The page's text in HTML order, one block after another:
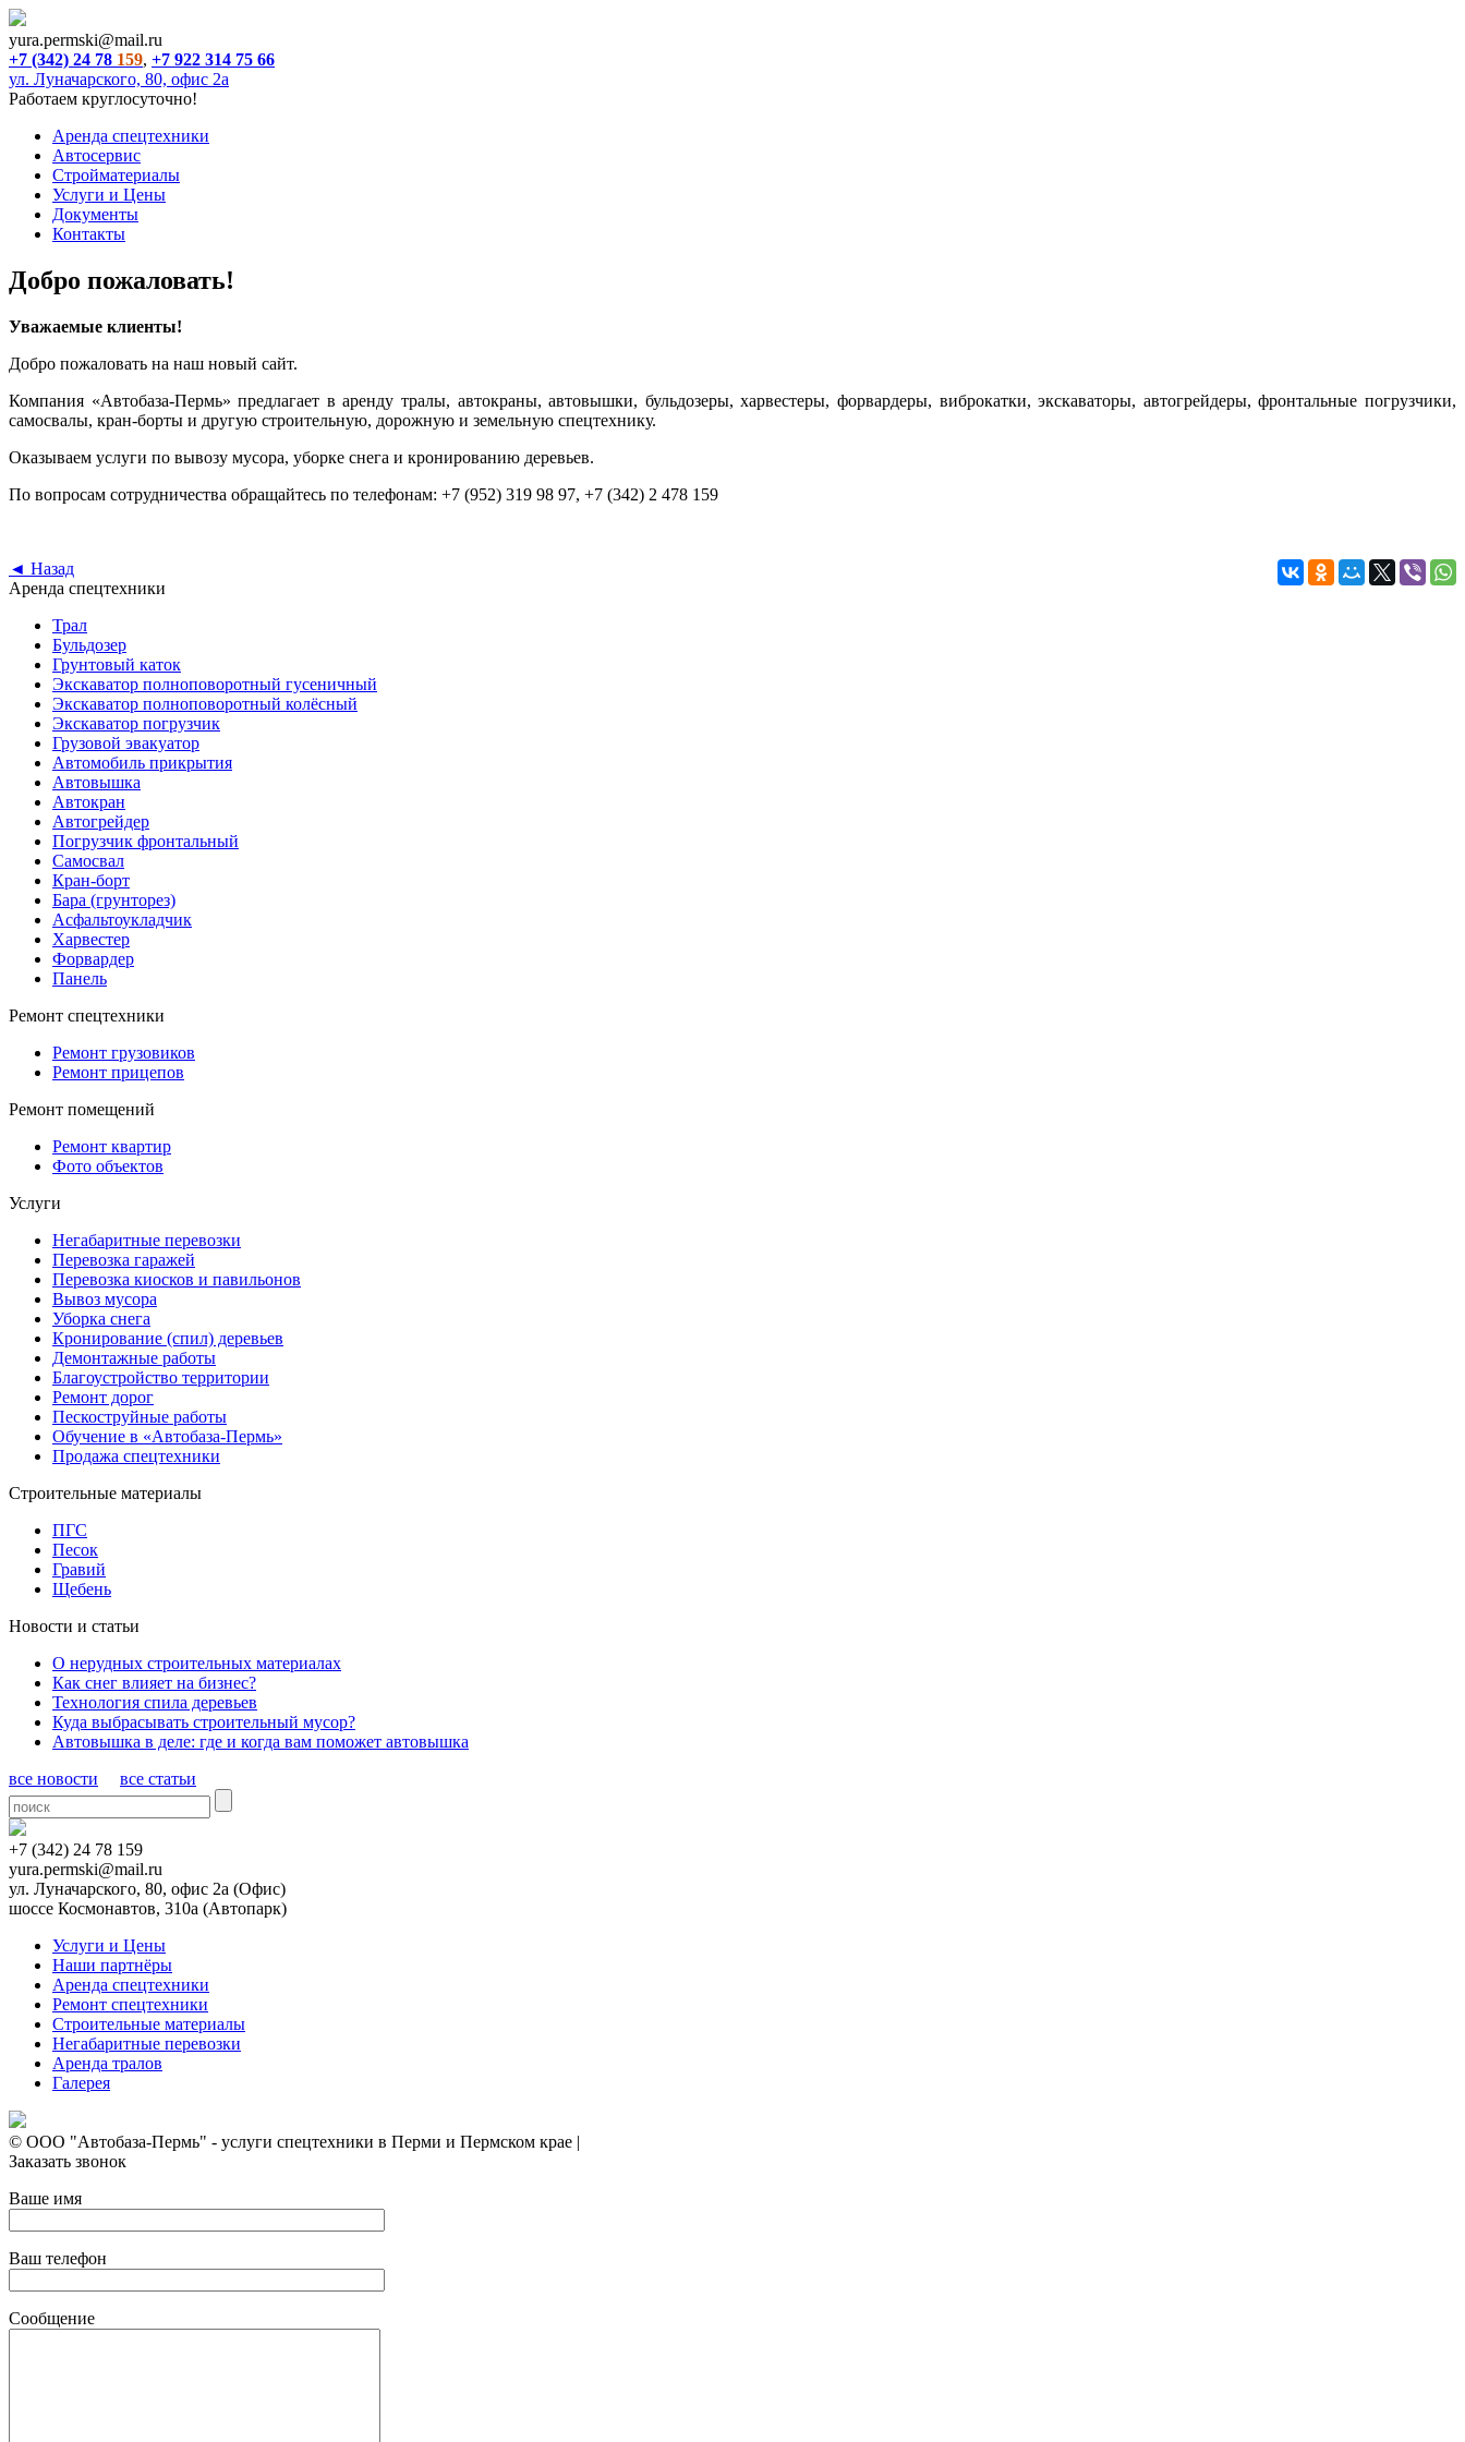
yura.permski@mail.ru
+7 (342) 24 78 159, +7 922 314 75 66
ул. Луначарского, 80, офис 2а
Работаем круглосуточно!
Аренда спецтехники
Автосервис
Стройматериалы
Услуги и Цены
Документы
Контакты
Добро пожаловать!
Уважаемые клиенты!
Добро пожаловать на наш новый сайт.
Компания «Автобаза-Пермь» предлагает в аренду тралы, автокраны, автовышки, бульдозеры, харвестеры, форвардеры, виброкатки, экскаваторы, автогрейдеры, фронтальные погрузчики,
самосвалы, кран-борты и другую строительную, дорожную и земельную спецтехнику.
Оказываем услуги по вывозу мусора, уборке снега и кронированию деревьев.
По вопросам сотрудничества обращайтесь по телефонам: +7 (952) 319 98 97, +7 (342) 2 478 159
◄ Назад
Аренда спецтехники
Трал
Бульдозер
Грунтовый каток
Экскаватор полноповоротный гусеничный
Экскаватор полноповоротный колёсный
Экскаватор погрузчик
Грузовой эвакуатор
Автомобиль прикрытия
Автовышка
Автокран
Автогрейдер
Погрузчик фронтальный
Самосвал
Кран-борт
Бара (грунторез)
Асфальтоукладчик
Харвестер
Форвардер
Панель
Ремонт спецтехники
Ремонт грузовиков
Ремонт прицепов
Ремонт помещений
Ремонт квартир
Фото объектов
Услуги
Негабаритные перевозки
Перевозка гаражей
Перевозка киосков и павильонов
Вывоз мусора
Уборка снега
Кронирование (спил) деревьев
Демонтажные работы
Благоустройство территории
Ремонт дорог
Пескоструйные работы
Обучение в «Автобаза-Пермь»
Продажа спецтехники
Строительные материалы
ПГС
Песок
Гравий
Щебень
Новости и статьи
О нерудных строительных материалах
Как снег влияет на бизнес?
Технология спила деревьев
Куда выбрасывать строительный мусор?
Автовышка в деле: где и когда вам поможет автовышка
все новости
все статьи
+7 (342) 24 78 159
yura.permski@mail.ru
ул. Луначарского, 80, офис 2а (Офис)
шоссе Космонавтов, 310а (Автопарк)
Услуги и Цены
Наши партнёры
Аренда спецтехники
Ремонт спецтехники
Строительные материалы
Негабаритные перевозки
Аренда тралов
Галерея
© ООО "Автобаза-Пермь" - услуги спецтехники в Перми и Пермском крае |
Заказать звонок
Ваше имя
Ваш телефон
Сообщение